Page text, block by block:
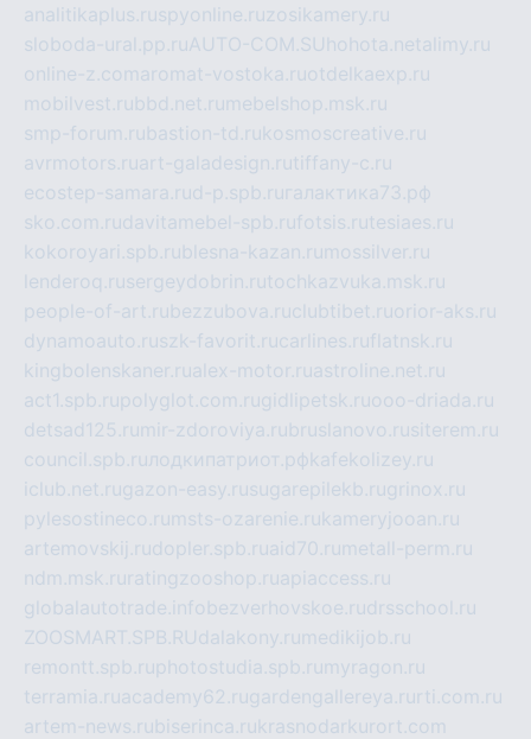
analitikaplus.ruspyonline.ruzosikamery.ru
sloboda-ural.pp.ruAUTO-COM.SU hohota.net alimy.ru
online-z.comaromat-vostoka.ruotdelkaexp.ru
mobilvest.rubbd.net.ru mebelshop.msk.ru
smp-forum.rubastion-td.rukosmoscreative.ru
avrmotors.ruart-galadesign.rutiffany-c.ru
ecostep-samara.rud-p.spb.ru галактика73.рф
sko.com.rudavitamebel-spb.rufotsis.rutesiaes.ru
kokoroyari.spb.rublesna-kazan.ru mossilver.ru
lenderoq.rusergeydobrin.rutochkazvuka.msk.ru
people-of-art.rubezzubova.ruclubtibet.ruorior-aks.ru
dynamoauto.ruszk-favorit.rucarlines.ruflatnsk.ru
kingbolenskaner.rualex-motor.ruastroline.net.ru
act1.spb.rupolyglot.com.rugidlipetsk.ruooo-driada.ru
detsad125.ru mir-zdoroviya.rubruslanovo.rusiterem.ru
council.spb.ruлодкипатриот.рфkafekolizey.ru
iclub.net.rugazon-easy.rusugarepilekb.rugrinox.ru
pylesostineco.ru msts-ozarenie.rukameryjooan.ru
artemovskij.rudopler.spb.ruaid70.ru metall-perm.ru
ndm.msk.ru ratingzooshop.ruapiaccess.ru
globalautotrade.info bezverhovskoe.rudrsschool.ru
ZOOSMART.SPB.RUdalakony.ru medikijob.ru
remontt.spb.ruphotostudia.spb.ru myragon.ru
terramia.ruacademy62.rugardengallereya.ru rti.com.ru
artem-news.rubiserinca.rukrasnodarkurort.com